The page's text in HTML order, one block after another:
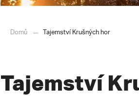
Domů Tajemství Krušných hor
Tajemství